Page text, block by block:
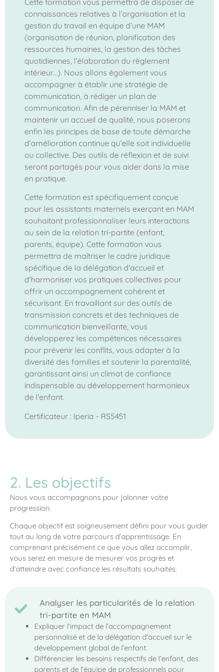
connaissances relatives à l’organisation et la
gestion du travail en équipe d’une MAM
(organisation de réunion, planification des
ressources humaines, la gestion des tâches
quotidiennes, l’élaboration du règlement
intérieur…). Nous allons également vous
accompagner à établir une stratégie de
communication, à rédiger un plan de
communication. Afin de pérenniser la MAM et
maintenir un accueil de qualité, nous poserons
enfin les principes de base de toute démarche
d’amélioration continue qu’elle soit individuelle
ou collective. Des outils de réflexion et de suivi
seront partagés pour vous aider dans la mise
en pratique.
Cette formation est spécifiquement conçue
pour les assistants maternels exerçant en MAM
souhaitant professionnaliser leurs interactions
au sein de la relation tri-partite (enfant,
parents, équipe). Cette formation vous
permettra de maîtriser le cadre juridique
spécifique de la délégation d'accueil et
d'harmoniser vos pratiques collectives pour
offrir un accompagnement cohérent et
sécurisant. En travaillant sur des outils de
transmission concrets et des techniques de
communication bienveillante, vous
développerez les compétences nécessaires
pour prévenir les conflits, vous adapter à la
diversité des familles et soutenir la parentalité,
garantissant ainsi un climat de confiance
indispensable au développement harmonieux
de l'enfant.
Certificateur : Iperia - RS5451
2. Les objectifs
Nous vous accompagnons pour jalonner votre
progression.
Chaque objectif est soigneusement défini pour vous guider
tout au long de votre parcours d’apprentissage. En
comprenant précisément ce que vous allez accomplir,
vous serez en mesure de mesurer vos progrès et
d’atteindre avec confiance les résultats souhaités.
Analyser les particularités de la relation
tri-partite en MAM
Expliquer l’impact de l’accompagnement
personnalisé et de la délégation d’accueil sur le
développement global de l’enfant.
Différencier les besoins respectifs de l’enfant, des
parents et de l’équipe de professionnels pour